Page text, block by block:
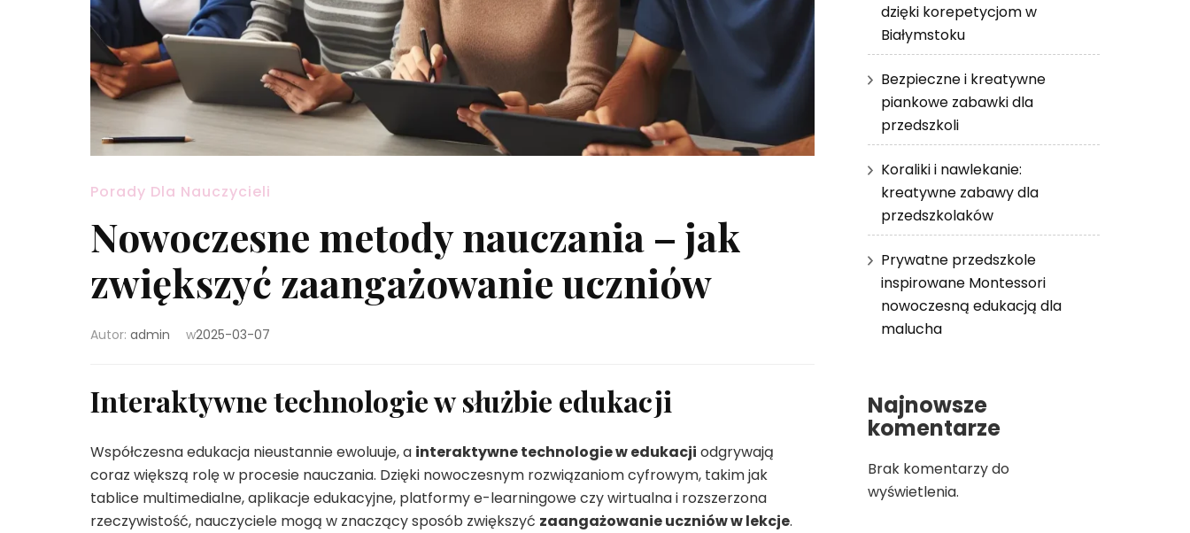
Porady Dla Nauczycieli
Nowoczesne metody nauczania – jak
zwiększyć zaangażowanie uczniów
Autor: admin w2025-03-07
Interaktywne technologie w służbie edukacji
Współczesna edukacja nieustannie ewoluuje, a interaktywne technologie w edukacji odgrywają
coraz większą rolę w procesie nauczania. Dzięki nowoczesnym rozwiązaniom cyfrowym, takim jak
tablice multimedialne, aplikacje edukacyjne, platformy e-learningowe czy wirtualna i rozszerzona
rzeczywistość, nauczyciele mogą w znaczący sposób zwiększyć zaangażowanie uczniów w lekcje.
dzięki korepetycjom w
Białymstoku
Bezpieczne i kreatywne
piankowe zabawki dla
przedszkoli
Koraliki i nawlekanie:
kreatywne zabawy dla
przedszkolaków
Prywatne przedszkole
inspirowane Montessori
nowoczesną edukacją dla
malucha
Najnowsze
komentarze
Brak komentarzy do
wyświetlenia.